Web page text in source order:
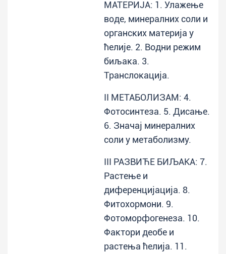
МАТЕРИЈА: 1. Улажење
воде, минералних соли и
органских материја у
ћелије. 2. Водни режим
биљака. 3.
Транслокација.
II МЕТАБОЛИЗАМ: 4.
Фотосинтеза. 5. Дисање.
6. Значај минералних
соли у метаболизму.
III РАЗВИЋЕ БИЉАКА: 7.
Растење и
диференцијација. 8.
Фитохормони. 9.
Фотоморфогенеза. 10.
Фактори деобе и
растења ћелија. 11.